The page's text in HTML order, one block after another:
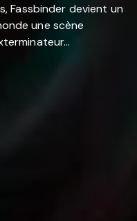
Fassbinder devient un
une scène